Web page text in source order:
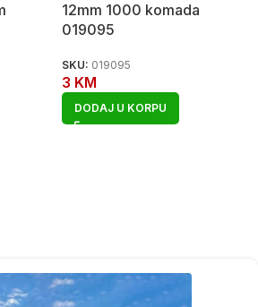
12mm 1000 komada
019095
SKU: 019095
3 KM
DODAJ U KORPU